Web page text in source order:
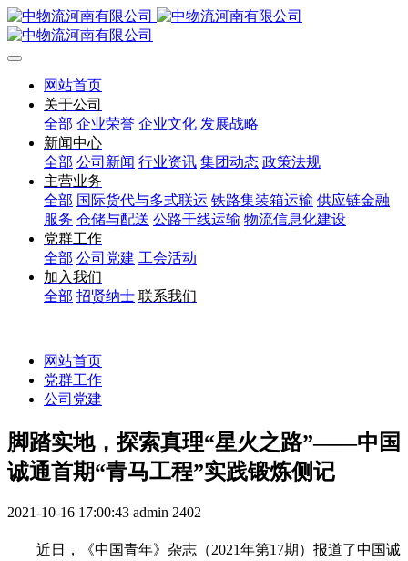
网站首页
关于公司
全部 企业荣誉 企业文化 发展战略
新闻中心
全部 公司新闻 行业资讯 集团动态 政策法规
主营业务
全部 国际货代与多式联运 铁路集装箱运输 供应链金融
服务 仓储与配送 公路干线运输 物流信息化建设
党群工作
全部 公司党建 工会活动
加入我们
全部 招贤纳士 联系我们
网站首页
党群工作
公司党建
脚踏实地，探索真理“星火之路”——中国
诚通首期“青马工程”实践锻炼侧记
2021-10-16 17:00:43 admin 2402
近日，《中国青年》杂志（2021年第17期）报道了中国诚